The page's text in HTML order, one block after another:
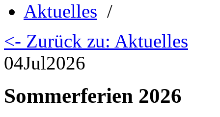
Aktuelles /
<- Zurück zu: Aktuelles
04Jul2026
Sommerferien 2026